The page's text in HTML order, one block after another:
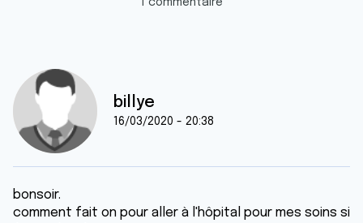
1 commentaire
billye
16/03/2020 - 20:38
bonsoir.
comment fait on pour aller à l'hôpital pour mes soins si